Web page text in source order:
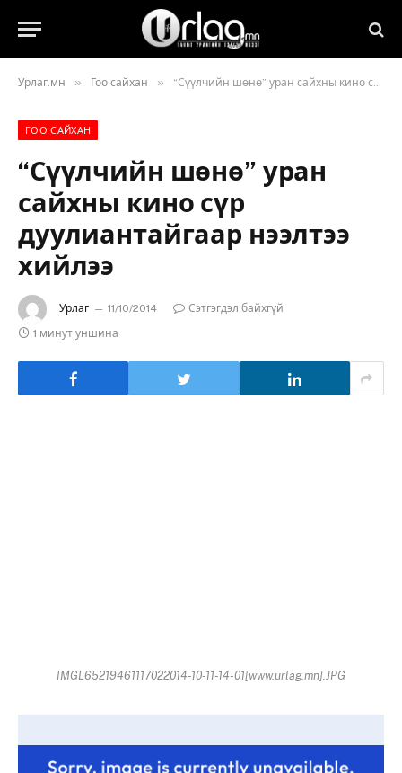
Урлаг.мн » Гоо сайхан » “Сүүлчийн шөнө” уран сайхны кино сүр дуулиантайгаар нээлтээ хийлээ
ГОО САЙХАН
“Сүүлчийн шөнө” уран
сайхны кино сүр
дуулиантайгаар нээлтээ
хийлээ
Урлаг 11/10/2014
Сэтгэгдэл байхгүй
1 минут уншина
IMGL65219461117022014-10-11-14-01[www.urlag.mn].JPG